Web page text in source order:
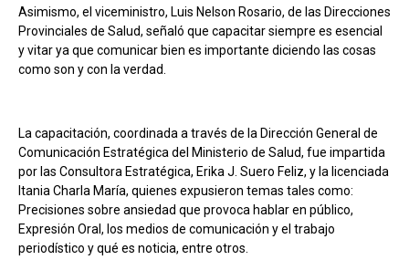
Asimismo, el viceministro, Luis Nelson Rosario, de las Direcciones
Provinciales de Salud, señaló que capacitar siempre es esencial
y vitar ya que comunicar bien es importante diciendo las cosas
como son y con la verdad.
La capacitación, coordinada a través de la Dirección General de
Comunicación Estratégica del Ministerio de Salud, fue impartida
por las Consultora Estratégica, Erika J. Suero Feliz, y la licenciada
Itania Charla María, quienes expusieron temas tales como:
Precisiones sobre ansiedad que provoca hablar en público,
Expresión Oral, los medios de comunicación y el trabajo
periodístico y qué es noticia, entre otros.